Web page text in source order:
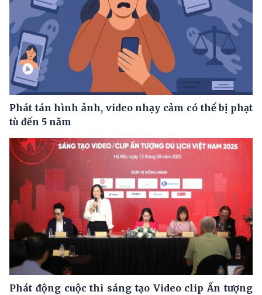
Phát tán hình ảnh, video nhạy cảm có thể bị phạt
tù đến 5 năm
Phát động cuộc thi sáng tạo Video clip Ấn tượng